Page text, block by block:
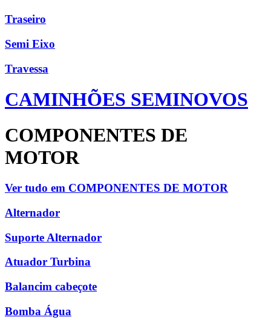
Traseiro
Semi Eixo
Travessa
CAMINHÕES SEMINOVOS
COMPONENTES DE
MOTOR
Ver tudo em COMPONENTES DE MOTOR
Alternador
Suporte Alternador
Atuador Turbina
Balancim cabeçote
Bomba Água